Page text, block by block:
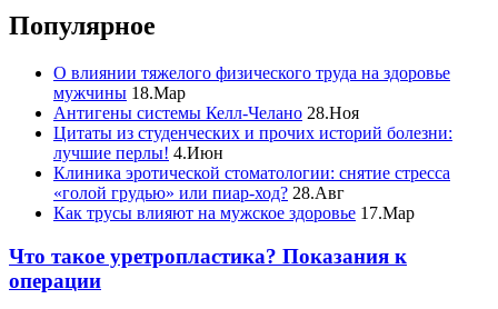
Популярное
О влиянии тяжелого физического труда на здоровье
мужчины 18.Мар
Антигены системы Келл-Челано 28.Ноя
Цитаты из студенческих и прочих историй болезни:
лучшие перлы! 4.Июн
Клиника эротической стоматологии: снятие стресса
«голой грудью» или пиар-ход? 28.Авг
Как трусы влияют на мужское здоровье 17.Мар
Что такое уретропластика? Показания к
операции